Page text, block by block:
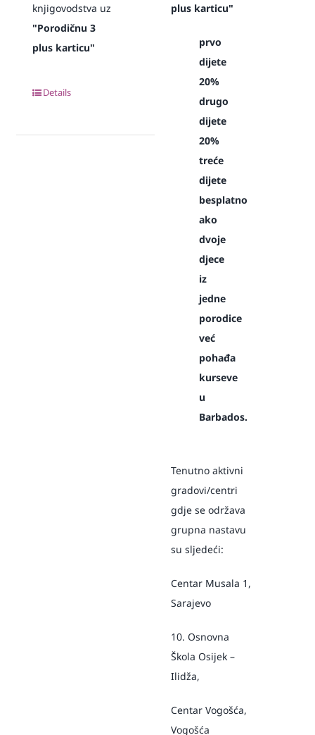
knjigovodstva uz
"Porodičnu 3
plus karticu"
Details
plus karticu"
prvo
dijete
20%
drugo
dijete
20%
treće
dijete
besplatno
ako
dvoje
djece
iz
jedne
porodice
već
pohađa
kurseve
u
Barbados.
Tenutno aktivni
gradovi/centri
gdje se održava
grupna nastavu
su sljedeći:
Centar Musala 1,
Sarajevo
10. Osnovna
Škola Osijek –
Ilidža,
Centar Vogošća,
Vogošća